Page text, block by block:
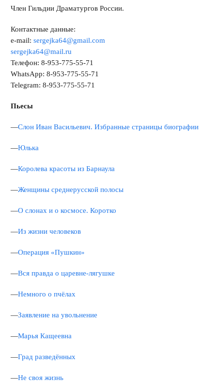
Член Гильдии Драматургов России.
Контактные данные:
e-mail:sergejka64@gmail.com
sergejka64@mail.ru
Телефон: 8-953-775-55-71
WhatsApp: 8-953-775-55-71
Telegram: 8-953-775-55-71
Пьесы
—Слон Иван Васильевич. Избранные страницы биографии
—Юлька
—Королева красоты из Барнаула
—Женщины среднерусской полосы
—О слонах и о космосе. Коротко
—Из жизни человеков
—Операция «Пушкин»
—Вся правда о царевне-лягушке
—Немного о пчёлах
—Заявление на увольнение
—Марья Кащеевна
—Град разведённых
—Не своя жизнь